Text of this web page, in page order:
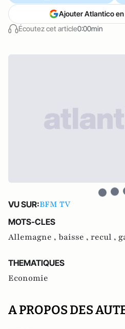
Écoutez cet article0:00min
Ajouter Atlantico
VU SUR:BFM TV
MOTS-CLES
Allemagne , baisse , recul ,
THEMATIQUES
Economie
A PROPOS DES